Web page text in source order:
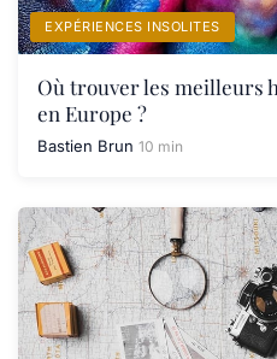
EXPÉRIENCES INSOLITES
Où trouver les meilleurs
en Europe ?
Bastien Brun 10 min